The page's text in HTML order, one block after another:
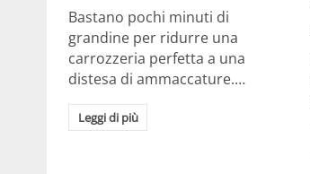
Bastano pochi minuti di
grandine per ridurre una
carrozzeria perfetta a una
distesa di ammaccature.…
Leggi di più